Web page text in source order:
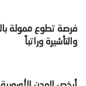
والتأشيرة وراتباً‬